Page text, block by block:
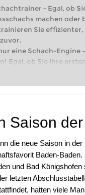
- Egal, ob
machen oder
Sie
eine Schach-Engine
Egal, ob Sie Ihre
oder bereits auf
Saison
die neue Saison in
Baden-
und Bad
letzten
hatten viele